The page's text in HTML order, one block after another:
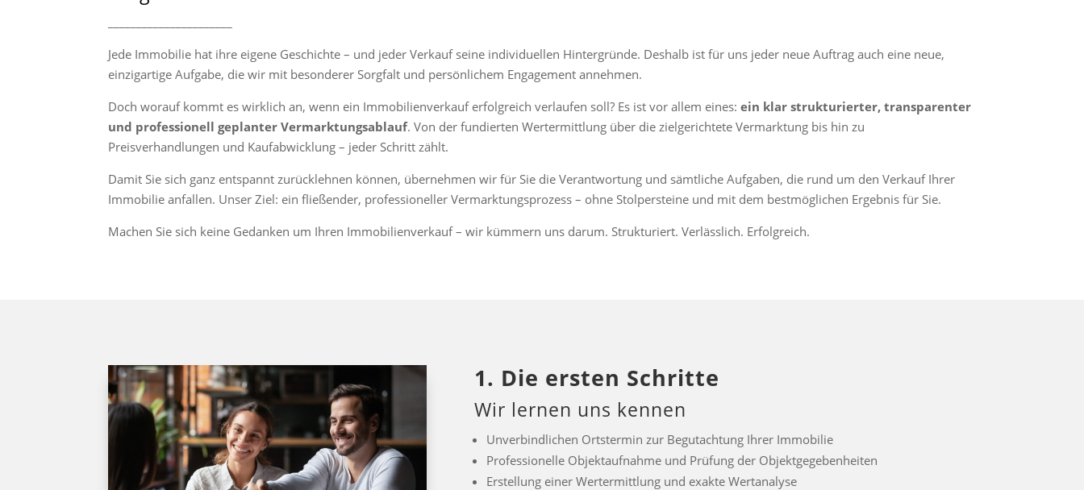
Jede Immobilie hat ihre eigene Geschichte – und jeder Verkauf seine individuellen Hintergründe. Deshalb ist für uns jeder neue Auftrag auch eine neue,
einzigartige Aufgabe, die wir mit besonderer Sorgfalt und persönlichem Engagement annehmen.
Doch worauf kommt es wirklich an, wenn ein Immobilienverkauf erfolgreich verlaufen soll? Es ist vor allem eines:ein klar strukturierter, transparenter
und professionell geplanter Vermarktungsablauf. Von der fundierten Wertermittlung über die zielgerichtete Vermarktung bis hin zu
Preisverhandlungen und Kaufabwicklung – jeder Schritt zählt.
Damit Sie sich ganz entspannt zurücklehnen können, übernehmen wir für Sie die Verantwortung und sämtliche Aufgaben, die rund um den Verkauf Ihrer
Immobilie anfallen. Unser Ziel: ein fließender, professioneller Vermarktungsprozess – ohne Stolpersteine und mit dem bestmöglichen Ergebnis für Sie.
Machen Sie sich keine Gedanken um Ihren Immobilienverkauf – wir kümmern uns darum. Strukturiert. Verlässlich. Erfolgreich.
1. Die ersten Schritte
Wir lernen uns kennen
Unverbindlichen Ortstermin zur Begutachtung Ihrer Immobilie
Professionelle Objektaufnahme und Prüfung der Objektgegebenheiten
Erstellung einer Wertermittlung und exakte Wertanalyse